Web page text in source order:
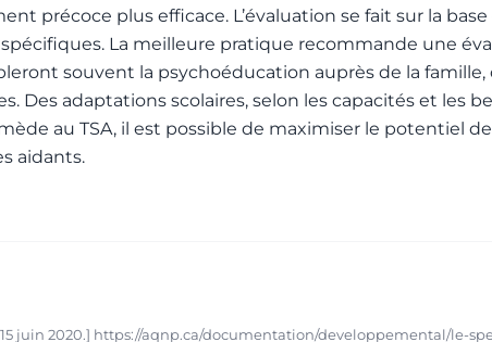
précoce plus efficace. L’évaluation se fait sur la
La meilleure pratique recommande une
souvent la psychoéducation auprès de la
adaptations scolaires, selon les capacités et les
au TSA, il est possible de maximiser le potentiel
aidants.
juin 2020.] https://aqnp.ca/documentation/developpemental/le-